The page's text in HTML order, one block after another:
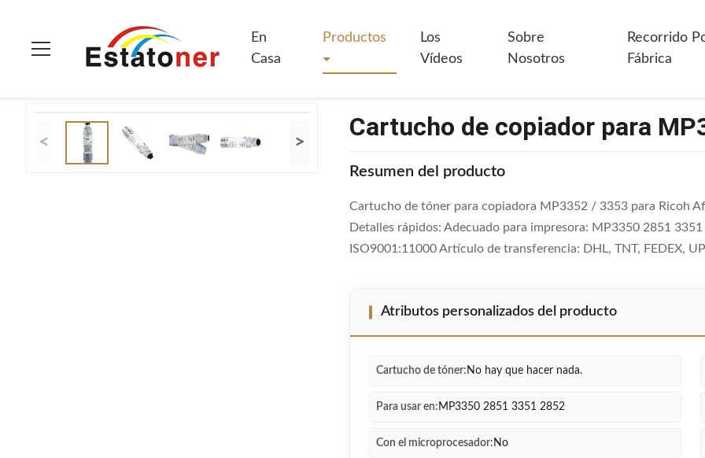
En
Casa
Productos
Los
Vídeos
Sobre
Nosotros
Recorrido
Fábrica
Productos >
< >
Cartucho de copiador para
Resumen del producto
Cartucho de tóner para copiadora MP3352 / 3353 para Ricoh
Detalles rápidos: Adecuado para impresora: MP3350 2851
ISO9001:11000 Artículo de transferencia: DHL, TNT, FEDEX,
Atributos personalizados del producto
Cartucho de tóner: No hay que hacer nada.
Para usar en: MP3350 2851 3351 2852
Con el microprocesador: No